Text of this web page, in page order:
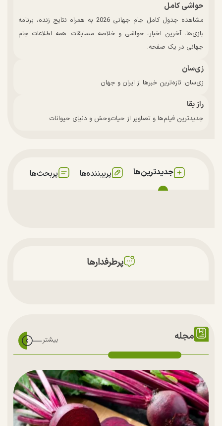
حواشی کامل
مشاهده جدول کامل جام جهانی 2026 به همراه نتایج زنده، برنامه
بازی‌ها، آخرین اخبار، حواشی و خلاصه مسابقات. همه اطلاعات جام
جهانی در یک صفحه.
زی‌سان
زی‌سان: تازه‌ترین خبرها از ایران و جهان
راز بقا
جدیدترین فیلم‌ها و تصاویر از حیات‌وحش و دنیای حیوانات
جدیدترین‌ها پربیننده‌ها پربحث‌ها
پرطرفدارها
مجله